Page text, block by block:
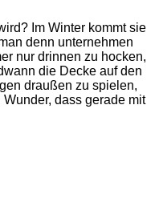
Im Winter kommt sie
denn unternehmen
nur drinnen zu hocken,
die Decke auf den
draußen zu spielen,
dass gerade mit